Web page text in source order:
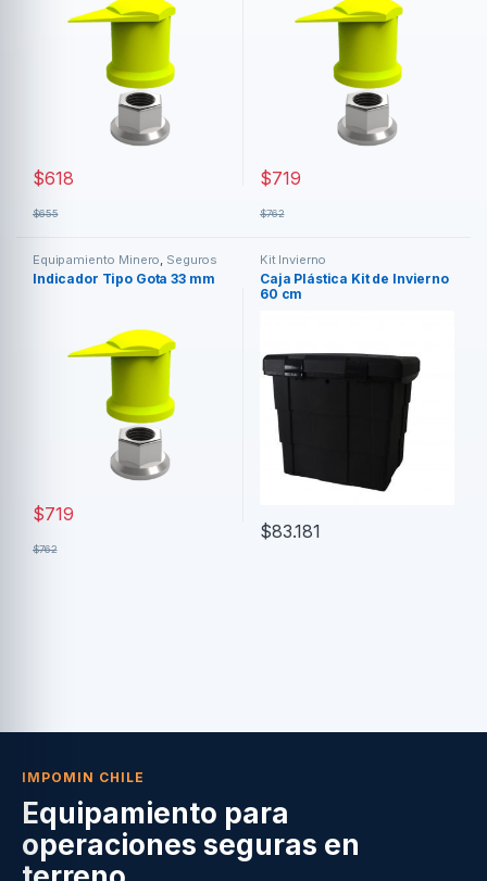
$618
$655
$719
$762
Equipamiento Minero Seguros
Traba Tuercas
Indicador Tipo Gota 33 mm
$719
$762
Kit Invierno
Caja Plástica Kit de Invierno
60 cm
$83.181
IMPOMIN CHILE
Equipamiento para
operaciones seguras en